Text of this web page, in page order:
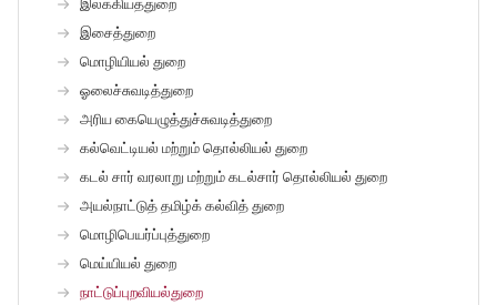
இலக்கியத்துறை
இசைத்துறை
மொழியியல் துறை
ஓலைச்சுவடித்துறை
அரிய கையெழுத்துச்சுவடித்துறை
கல்வெட்டியல் மற்றும் தொல்லியல் துறை
கடல் சார் வரலாறு மற்றும் கடல்சார் தொல்லியல் துறை
அயல்நாட்டுத் தமிழ்க் கல்வித் துறை
மொழிபெயர்ப்புத்துறை
மெய்யியல் துறை
நாட்டுப்புறவியல்துறை